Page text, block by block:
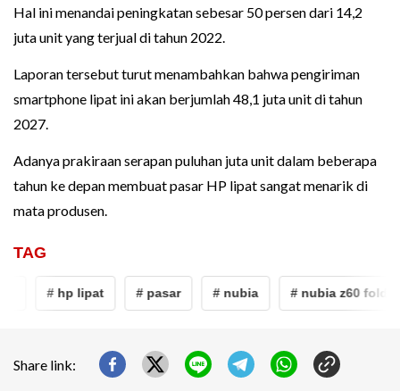
Hal ini menandai peningkatan sebesar 50 persen dari 14,2
juta unit yang terjual di tahun 2022.
Laporan tersebut turut menambahkan bahwa pengiriman
smartphone lipat ini akan berjumlah 48,1 juta unit di tahun
2027.
Adanya prakiraan serapan puluhan juta unit dalam beberapa
tahun ke depan membuat pasar HP lipat sangat menarik di
mata produsen.
TAG
# hp lipat # pasar # nubia # nubia z60 fold
Share link: